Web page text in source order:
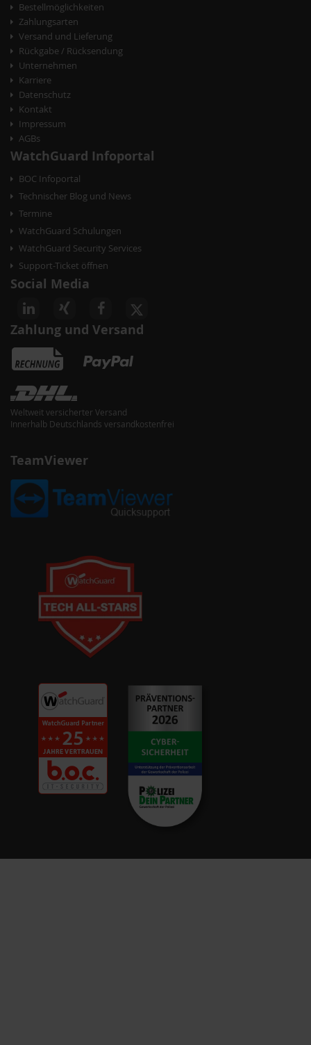
i
g
a
t
i
o
n
Bestellmöglichkeiten
Zahlungsarten
Versand und Lieferung
Rückgabe / Rücksendung
Unternehmen
Karriere
Datenschutz
Kontakt
Impressum
AGBs
WatchGuard Infoportal
BOC Infoportal
Technischer Blog und News
Termine
WatchGuard Schulungen
WatchGuard Security Services
Support-Ticket öffnen
Social Media
Zahlung und Versand
Weltweit versicherter Versand
Innerhalb Deutschlands versandkostenfrei
TeamViewer